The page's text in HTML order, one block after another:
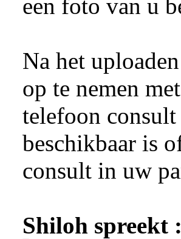
een foto van u
Na het
op te nemen
telefoon
beschikbaar is
consult in uw
Shiloh spreekt